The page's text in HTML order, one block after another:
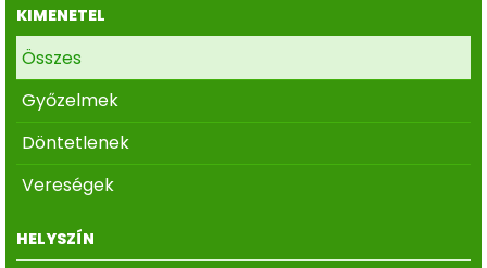
KIMENETEL
Összes
Győzelmek
Döntetlenek
Vereségek
HELYSZÍN